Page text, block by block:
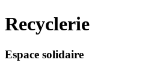
Recyclerie
Espace solidaire